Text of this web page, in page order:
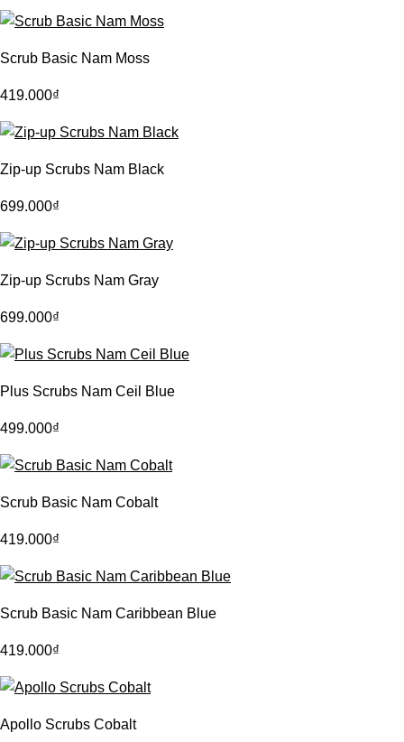
Scrub Basic Nam Moss
419.000₫
Zip-up Scrubs Nam Black
699.000₫
Zip-up Scrubs Nam Gray
699.000₫
Plus Scrubs Nam Ceil Blue
499.000₫
Scrub Basic Nam Cobalt
419.000₫
Scrub Basic Nam Caribbean Blue
419.000₫
Apollo Scrubs Cobalt